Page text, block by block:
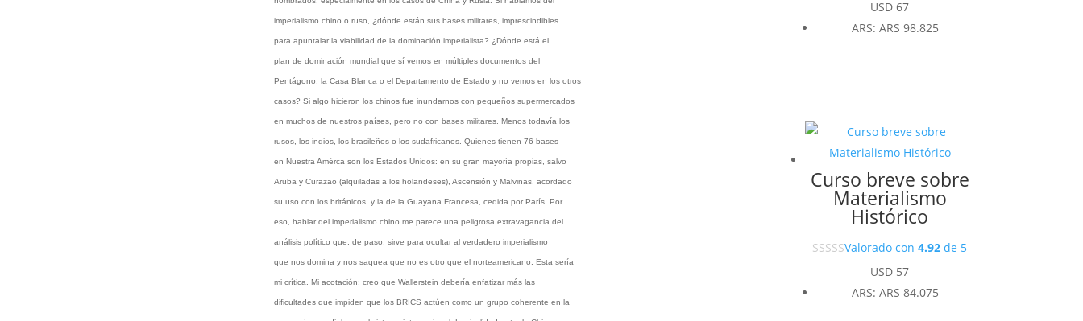
imperialismo chino o ruso, ¿dónde están sus bases militares, imprescindibles
para apuntalar la viabilidad de la dominación imperialista? ¿Dónde está el
plan de dominación mundial que sí vemos en múltiples documentos del
Pentágono, la Casa Blanca o el Departamento de Estado y no vemos en los otros
casos? Si algo hicieron los chinos fue inundarnos con pequeños supermercados
en muchos de nuestros países, pero no con bases militares. Menos todavía los
rusos, los indios, los brasileños o los sudafricanos. Quienes tienen 76 bases
en Nuestra Amérca son los Estados Unidos: en su gran mayoría propias, salvo
Aruba y Curazao (alquiladas a los holandeses), Ascensión y Malvinas, acordado
su uso con los británicos, y la de la Guayana Francesa, cedida por París. Por
eso, hablar del imperialismo chino me parece una peligrosa extravagancia del
análisis político que, de paso, sirve para ocultar al verdadero imperialismo
que nos domina y nos saquea que no es otro que el norteamericano. Esta sería
mi crítica. Mi acotación: creo que Wallerstein debería enfatizar más las
dificultades que impiden que los BRICS actúen como un grupo coherente en la
USD 67
ARS:ARS 98.825
Curso breve sobre
Materialismo
Histórico
Valorado con4.92 de 5
USD 57
ARS:ARS 84.075